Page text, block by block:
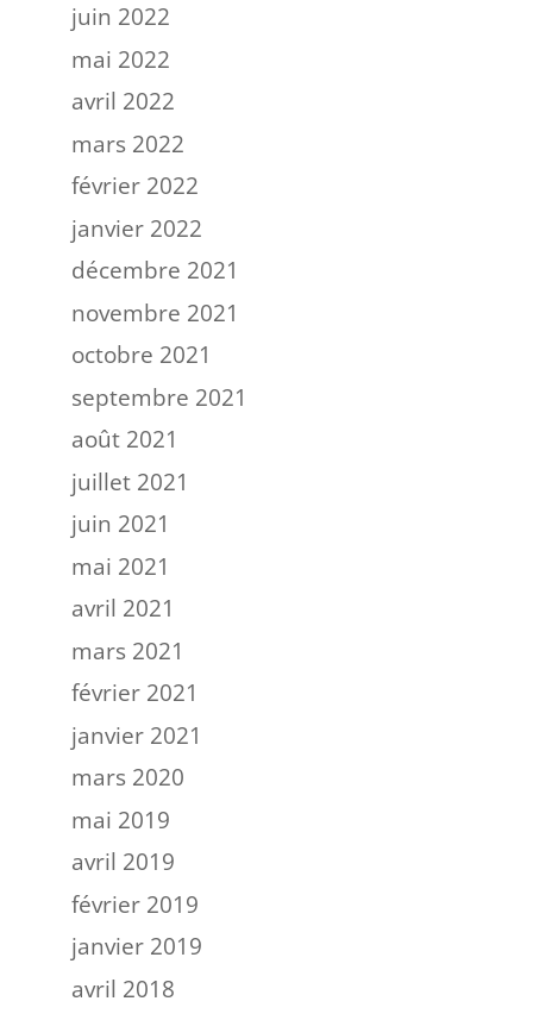
juin 2022
mai 2022
avril 2022
mars 2022
février 2022
janvier 2022
décembre 2021
novembre 2021
octobre 2021
septembre 2021
août 2021
juillet 2021
juin 2021
mai 2021
avril 2021
mars 2021
février 2021
janvier 2021
mars 2020
mai 2019
avril 2019
février 2019
janvier 2019
avril 2018